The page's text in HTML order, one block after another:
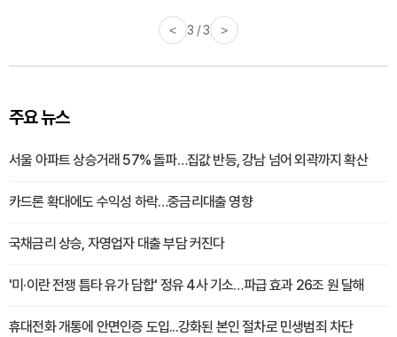
< 3 / 3 >
주요 뉴스
서울 아파트 상승거래 57% 돌파…집값 반등, 강남 넘어 외곽까지 확산
카드론 확대에도 수익성 하락…중금리대출 영향
국채금리 상승, 자영업자 대출 부담 커진다
'미·이란 전쟁 틈타 유가 담합' 정유 4사 기소…파급 효과 26조 원 달해
휴대전화 개통에 안면인증 도입...강화된 본인 절차로 민생범죄 차단